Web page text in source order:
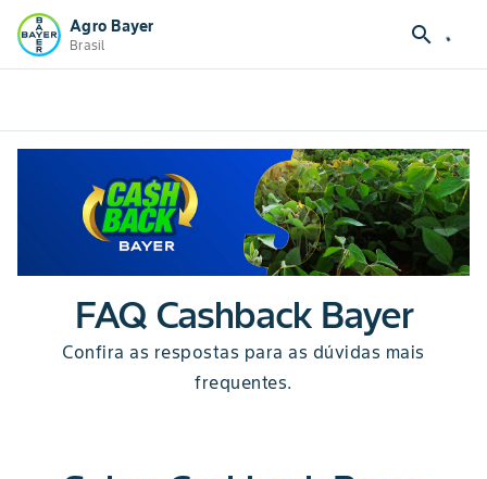
Agro Bayer
Brasil search
FAQ Cashback Bayer
Confira as respostas para as dúvidas mais
frequentes.